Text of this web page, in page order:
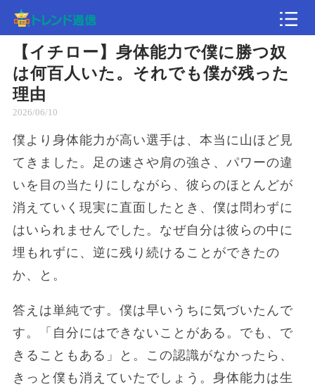
【イチロー】身体能力で僕に勝つ奴
は何百人いた。それでも僕が残った
理由
2026/06/10
僕より身体能力が高い選手は、本当に山ほど見
てきました。足の速さや肩の強さ、パワーの違
いを目の当たりにしながら、彼らのほとんどが
消えていく現実に直面したとき、僕は問わずに
はいられませんでした。なぜ自分は彼らの中に
埋もれずに、逆に残り続けることができたの
か、と。
答えは単純です。僕は早いうちに気づいたんで
す。「自分にはできないことがある。でも、で
きることもある」と。この認識がなかったら、
きっと僕も消えていたでしょう。身体能力は生
記事
速報